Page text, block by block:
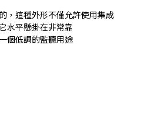
，這種外形不僅允許使用集成
水平懸掛在非常靠
個低調的監聽用途